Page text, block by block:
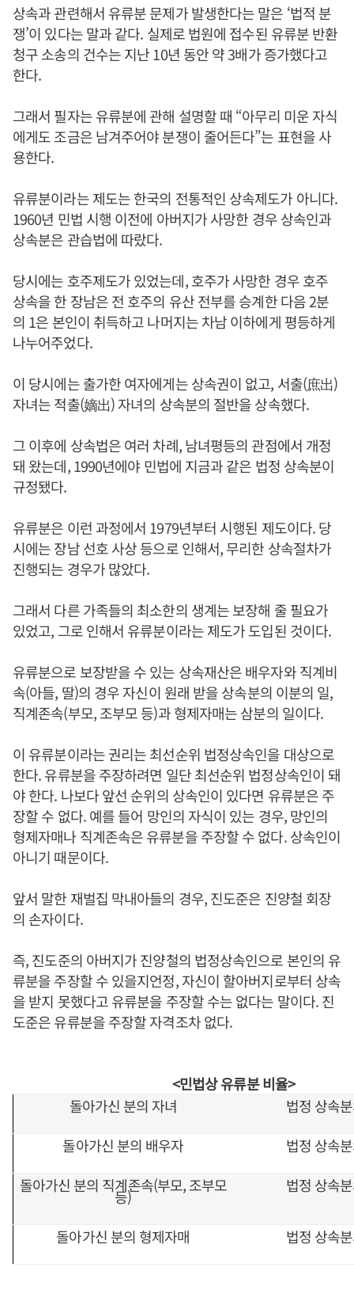
상속과 관련해서 유류분 문제가 발생한다는 말은 ‘법적 분
쟁’이 있다는 말과 같다. 실제로 법원에 접수된 유류분 반환
청구 소송의 건수는 지난 10년 동안 약 3배가 증가했다고
한다.
그래서 필자는 유류분에 관해 설명할 때 “아무리 미운 자식
에게도 조금은 남겨주어야 분쟁이 줄어든다”는 표현을 사
용한다.
유류분이라는 제도는 한국의 전통적인 상속제도가 아니다.
1960년 민법 시행 이전에 아버지가 사망한 경우 상속인과
상속분은 관습법에 따랐다.
당시에는 호주제도가 있었는데, 호주가 사망한 경우 호주
상속을 한 장남은 전 호주의 유산 전부를 승계한 다음 2분
의 1은 본인이 취득하고 나머지는 차남 이하에게 평등하게
나누어주었다.
이 당시에는 출가한 여자에게는 상속권이 없고, 서출(庶出)
자녀는 적출(嫡出) 자녀의 상속분의 절반을 상속했다.
그 이후에 상속법은 여러 차례, 남녀평등의 관점에서 개정
돼 왔는데, 1990년에야 민법에 지금과 같은 법정 상속분이
규정됐다.
유류분은 이런 과정에서 1979년부터 시행된 제도이다. 당
시에는 장남 선호 사상 등으로 인해서, 무리한 상속절차가
진행되는 경우가 많았다.
그래서 다른 가족들의 최소한의 생계는 보장해 줄 필요가
있었고, 그로 인해서 유류분이라는 제도가 도입된 것이다.
유류분으로 보장받을 수 있는 상속재산은 배우자와 직계비
속(아들, 딸)의 경우 자신이 원래 받을 상속분의 이분의 일,
직계존속(부모, 조부모 등)과 형제자매는 삼분의 일이다.
이 유류분이라는 권리는 최선순위 법정상속인을 대상으로
한다. 유류분을 주장하려면 일단 최선순위 법정상속인이 돼
야 한다. 나보다 앞선 순위의 상속인이 있다면 유류분은 주
장할 수 없다. 예를 들어 망인의 자식이 있는 경우, 망인의
형제자매나 직계존속은 유류분을 주장할 수 없다. 상속인이
아니기 때문이다.
앞서 말한 재벌집 막내아들의 경우, 진도준은 진양철 회장
의 손자이다.
즉, 진도준의 아버지가 진양철의 법정상속인으로 본인의 유
류분을 주장할 수 있을지언정, 자신이 할아버지로부터 상속
을 받지 못했다고 유류분을 주장할 수는 없다는 말이다. 진
도준은 유류분을 주장할 자격조차 없다.
<민법상 유류분 비율>
돌아가신 분의 자녀
법정 상속
돌아가신 분의 배우자
법정 상속
돌아가신 분의 직계존속(부모, 조부모
등)
법정 상속
돌아가신 분의 형제자매 법정 상속